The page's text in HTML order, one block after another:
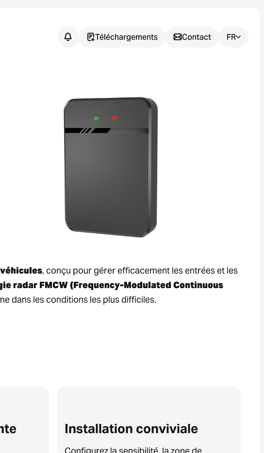
Téléchargements Contact FR
, conçu pour gérer efficacement les entrées et les
radar FMCW (Frequency-Modulated Continuous
dans les conditions les plus difficiles.
Installation conviviale
Configurez la sensibilité, la zone de
questions ?
Nous vous aidons à trouver la